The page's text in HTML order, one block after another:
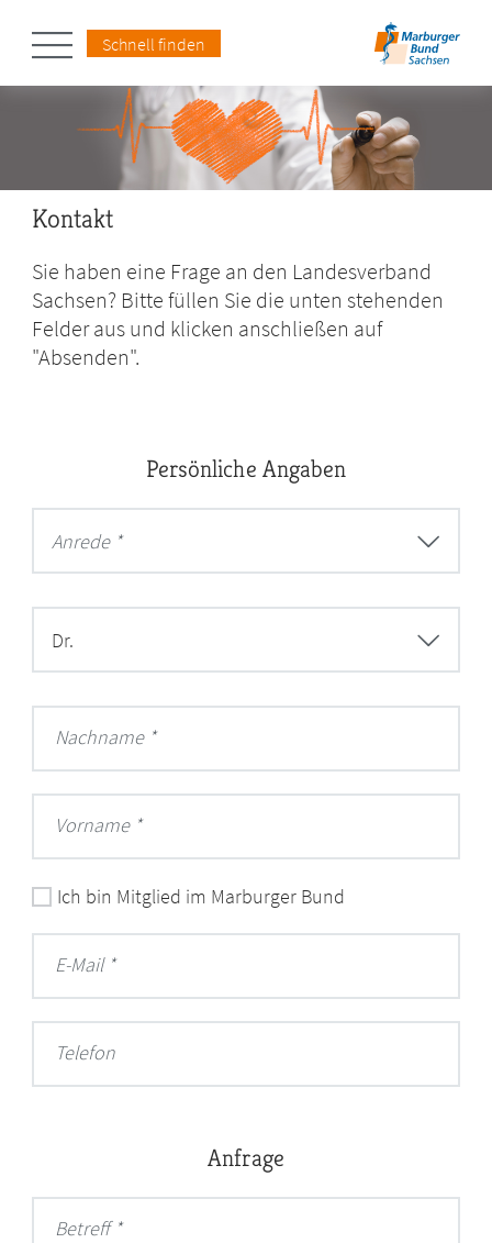
Schnell finden
Kontakt
Sie haben eine Frage an den Landesverband
Sachsen? Bitte füllen Sie die unten stehenden
Felder aus und klicken anschließen auf
"Absenden".
Persönliche Angaben
Anrede *
Dr.
Nachname
Vorname
Ich bin Mitglied im Marburger Bund
E-Mail
Telefon
Anfrage
Betreff